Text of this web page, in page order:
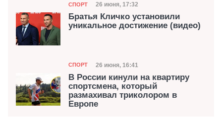
Категория
СПОРТ Дата публикации
26 июня, 17:32
Братья Кличко установили
уникальное достижение (видео)
Категория
СПОРТ Дата публикации
26 июня, 16:41
В России кинули на квартиру
спортсмена, который
размахивал триколором в
Европе